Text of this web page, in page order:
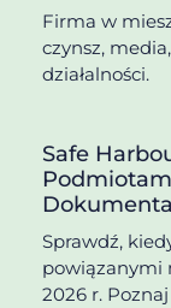
Firma w
czynsz,
działalności.
Safe
Sprawdź,
powiązanymi
2026 r.